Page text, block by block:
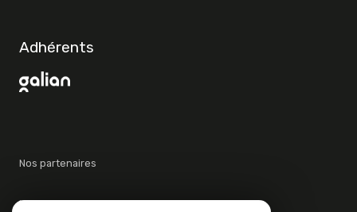
Adhérents
Nos partenaires
Mentions légales